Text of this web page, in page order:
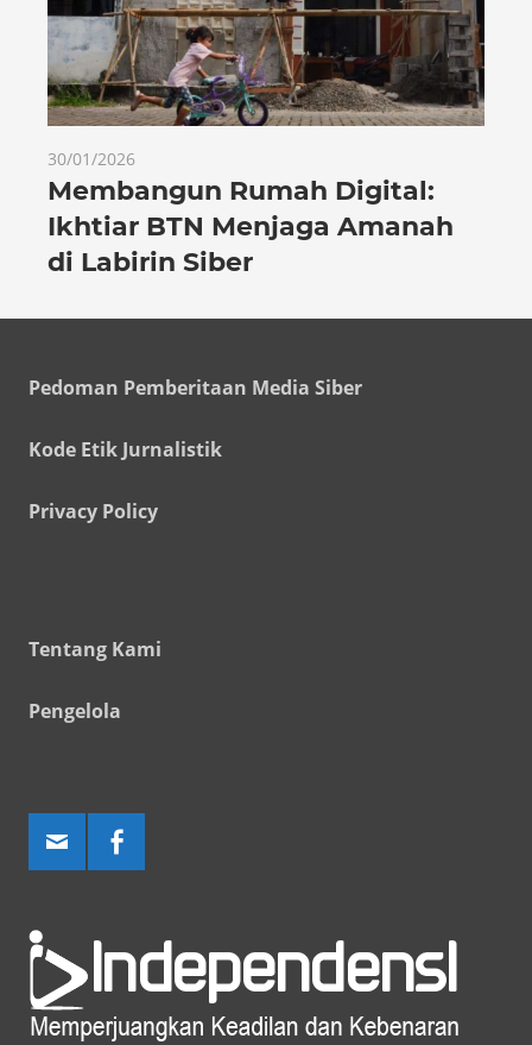
30/01/2026
Membangun Rumah Digital:
Ikhtiar BTN Menjaga Amanah
di Labirin Siber
Pedoman Pemberitaan Media Siber
Kode Etik Jurnalistik
Privacy Policy
Tentang Kami
Pengelola